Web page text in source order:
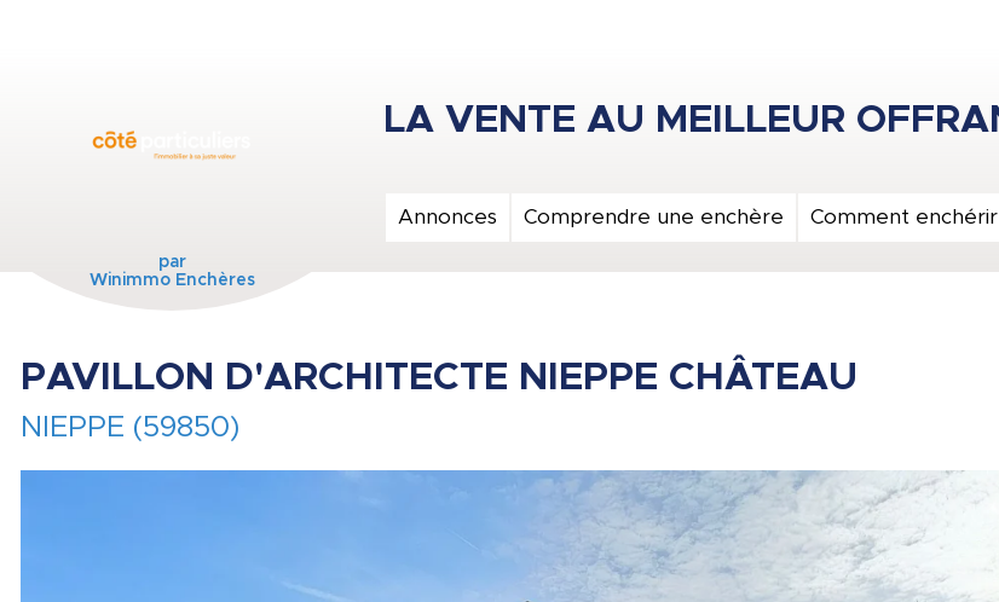
par
Winimmo Enchères
Annonces Comprendre une enchère Comment enchérir
PAVILLON D'ARCHITECTE NIEPPE CHÂTEAU
NIEPPE (59850)